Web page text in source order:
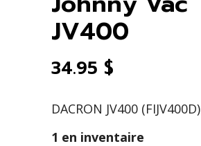
JV400
34.95 $
DACRON JV400 (FIJV400D)
1 en inventaire